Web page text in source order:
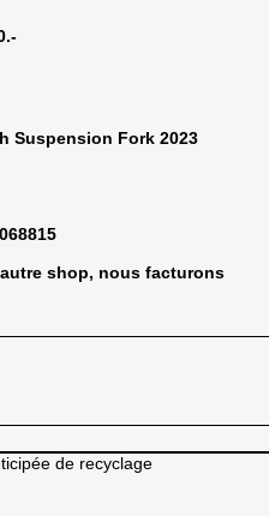
Suspension Fork 2023
shop, nous facturons
de recyclage